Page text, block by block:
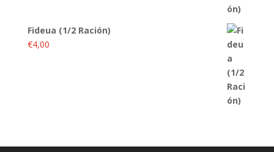
Fideua (1/2 Ración)
€4,00